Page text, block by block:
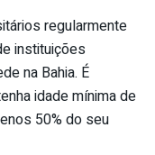
regularmente
instituições
na Bahia. É
idade mínima de
50% do seu